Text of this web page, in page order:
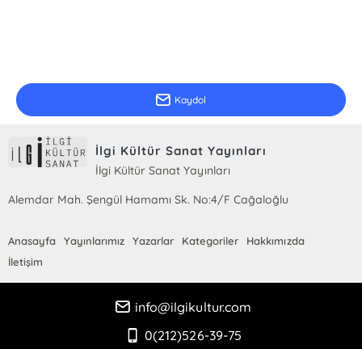
Kaydol
İlgi Kültür Sanat Yayınları
İlgi Kültür Sanat Yayınları
Alemdar Mah. Şengül Hamamı Sk. No:4/F Cağaloğlu
Anasayfa Yayınlarımız Yazarlar Kategoriler
Hakkımızda
İletişim
info@ilgikultur.com
0(212)526-39-75